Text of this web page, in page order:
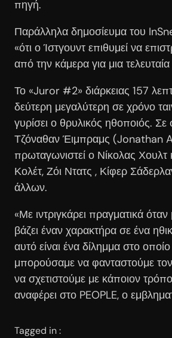
πηγή.
Παράλληλα δημοσίευμα του
«ότι ο Ίστγουντ επιθυμεί να
από την κάμερα για μια
Το «Juror #2» διάρκειας 157
δεύτερη μεγαλύτερη σε χρόνο
γυρίσει ο θρυλικός ηθοποιός. Σε
Τζόναθαν Έιμπραμς (Jonathan
πρωταγωνιστεί ο Νίκολας Χουλτ
Κολέτ, Ζόι Ντατς , Κίφερ
άλλων.
«Με ιντριγκάρει πραγματικά όταν
βάζει έναν χαρακτήρα σε ένα
αυτό είναι ένα δίλημμα στο
μπορούσαμε να φανταστούμε
να σχετιστούμε με κάποιον
αναφέρει στο PEOPLE, ο
Tagged in :